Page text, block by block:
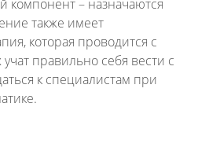
компонент – назначаются
также имеет
которая проводится с
правильно себя вести с
к специалистам при